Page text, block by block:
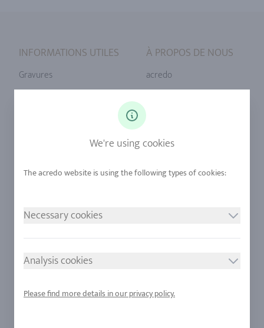
INFORMATIONS UTILES
Gravures
Urban Mining
À PROPOS DE NOUS
acredo
Notre qualité
Boutique +32 (2) 358 61 07
NOS VALEURS
Mentions légales
RGPD
We're using cookies
Necessary cookies
Analysis cookies
Please find more details in our privacy policy.